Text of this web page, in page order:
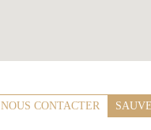
NOUS CONTACTER